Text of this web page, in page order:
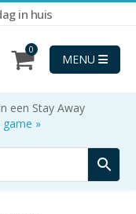
in huis
0
MENU
een Stay Away
game »